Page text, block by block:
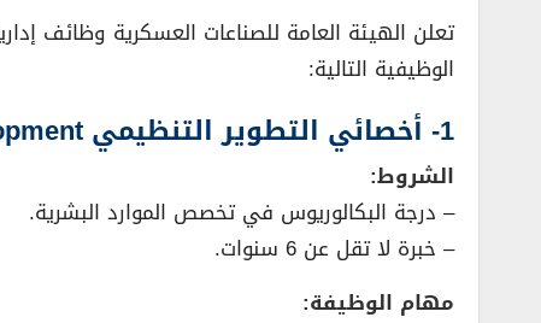
تعلن الهيئة العامة للصناعات العسكرية وظائف
الوظيفية التالية:
1- أخصائي التطوير التنظيمي Organizational Development:
الشروط:
– درجة البكالوريوس في تخصص الموارد البشرية.
– خبرة لا تقل عن 6 سنوات.
مهام الوظيفة: